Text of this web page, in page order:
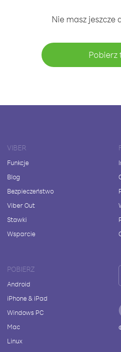
Nie masz jeszcze
Pobierz
VIBER
Funkcje
Blog
Bezpieczeństwo
Viber Out
Stawki
Wsparcie
POBIERZ
Android
iPhone & iPad
Windows PC
Mac
Linux